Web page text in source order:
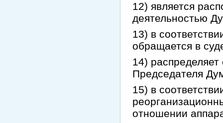
12) является
деятельностью
13) в
обращается в
14)
Председателя
15) в
отношении